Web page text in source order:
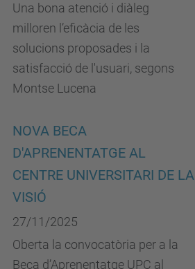
Una bona atenció i diàleg
milloren l’eficàcia de les
solucions proposades i la
satisfacció de l'usuari, segons
Montse Lucena
NOVA BECA
D'APRENENTATGE AL
CENTRE UNIVERSITARI DE LA
VISIÓ
27/11/2025
Oberta la convocatòria per a la
Beca d’Aprenentatge UPC al